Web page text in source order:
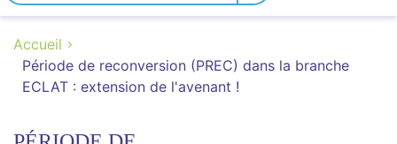
Accueil
Période de reconversion (PREC) dans la branche
ECLAT : extension de l'avenant !